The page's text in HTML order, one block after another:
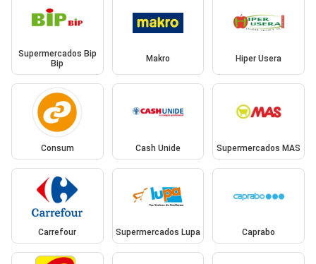
Supermercados Bip
Bip
Makro Hiper Usera
Consum Cash Unide Supermercados MAS
Carrefour Supermercados Lupa Caprabo